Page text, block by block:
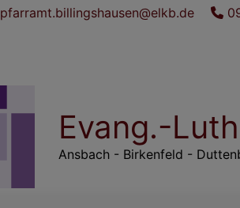
pfarramt.billingshausen@elkb.de
Evang.-
Ansbach - Birkenfeld -